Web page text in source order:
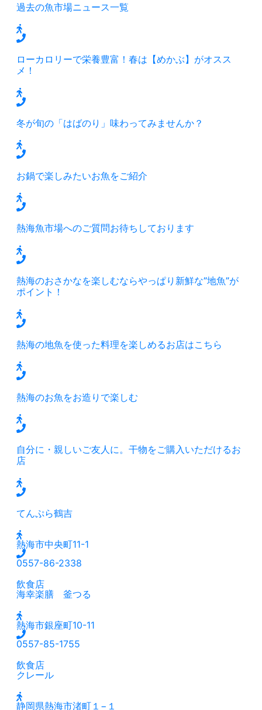
過去の魚市場ニュース一覧
ローカロリーで栄養豊富！春は【めかぶ】がオスス
メ！
冬が旬の「はばのり」味わってみませんか？
お鍋で楽しみたいお魚をご紹介
熱海魚市場へのご質問お待ちしております
熱海のおさかなを楽しむならやっぱり新鮮な”地魚”が
ポイント！
熱海の地魚を使った料理を楽しめるお店はこちら
熱海のお魚をお造りで楽しむ
自分に・親しいご友人に。干物をご購入いただけるお
店
てんぷら鶴吉
熱海市中央町11-1
0557-86-2338
飲食店
海幸楽膳 釜つる
熱海市銀座町10-11
0557-85-1755
飲食店
クレール
静岡県熱海市渚町１−１